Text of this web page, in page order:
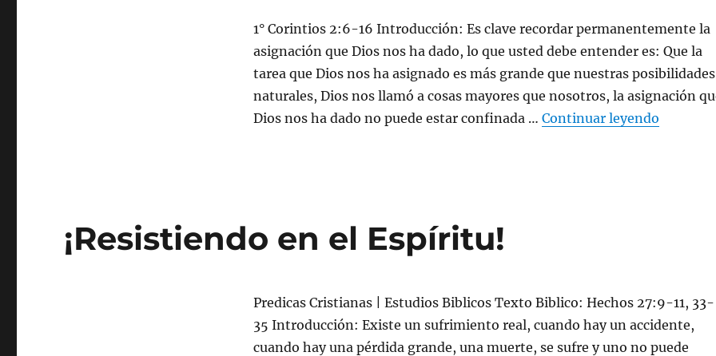
1° Corintios 2:6-16 Introducción: Es clave recordar permanentemente la
asignación que Dios nos ha dado, lo que usted debe entender es: Que la
tarea que Dios nos ha asignado es más grande que nuestras posibilidades
naturales, Dios nos llamó a cosas mayores que nosotros, la asignación
Dios nos ha dado no puede estar confinada … Continuar leyendo«Yendo
¡Resistiendo en el Espíritu!
Predicas Cristianas | Estudios Biblicos Texto Biblico: Hechos 27:9-11, 33-
35 Introducción: Existe un sufrimiento real, cuando hay un accidente,
cuando hay una pérdida grande, una muerte, se sufre y uno no puede